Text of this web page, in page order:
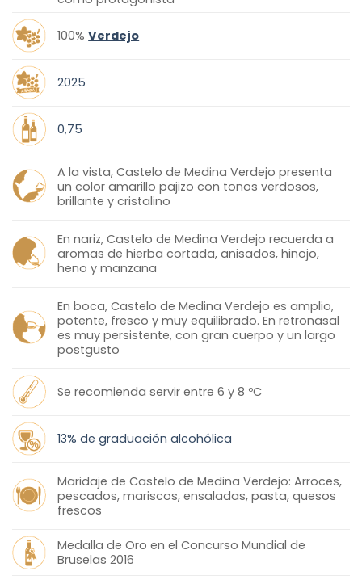
100%Verdejo
2025
0,75
A la vista, Castelo de Medina Verdejo presenta
un color amarillo pajizo con tonos verdosos,
brillante y cristalino
En nariz, Castelo de Medina Verdejo recuerda a
aromas de hierba cortada, anisados, hinojo,
heno y manzana
En boca, Castelo de Medina Verdejo es amplio,
potente, fresco y muy equilibrado. En retronasal
es muy persistente, con gran cuerpo y un largo
postgusto
Se recomienda servir entre 6 y 8 ºC
13% de graduación alcohólica
Maridaje de Castelo de Medina Verdejo: Arroces,
pescados, mariscos, ensaladas, pasta, quesos
frescos
Medalla de Oro en el Concurso Mundial de
Bruselas 2016